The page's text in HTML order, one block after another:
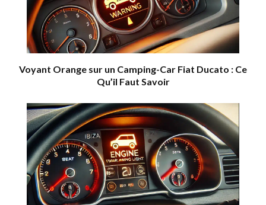
Voyant Orange sur un Camping-Car Fiat Ducato : Ce
Qu’il Faut Savoir